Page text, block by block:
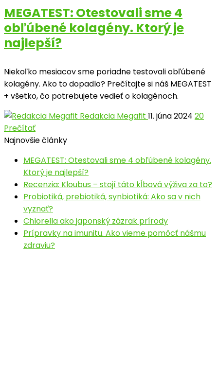
MEGATEST: Otestovali sme 4
obľúbené kolagény. Ktorý je
najlepší?
Niekoľko mesiacov sme poriadne testovali obľúbené
kolagény. Ako to dopadlo? Prečítajte si náš MEGATEST
+ všetko, čo potrebujete vedieť o kolagénoch.
Redakcia Megafit 11. júna 2024 20
Prečítať
Najnovšie články
MEGATEST: Otestovali sme 4 obľúbené kolagény.
Ktorý je najlepší?
Recenzia: Kloubus – stojí táto kĺbová výživa za to?
Probiotiká, prebiotiká, synbiotiká: Ako sa v nich
vyznať?
Chlorella ako japonský zázrak prírody
Prípravky na imunitu. Ako vieme pomôcť nášmu
zdraviu?